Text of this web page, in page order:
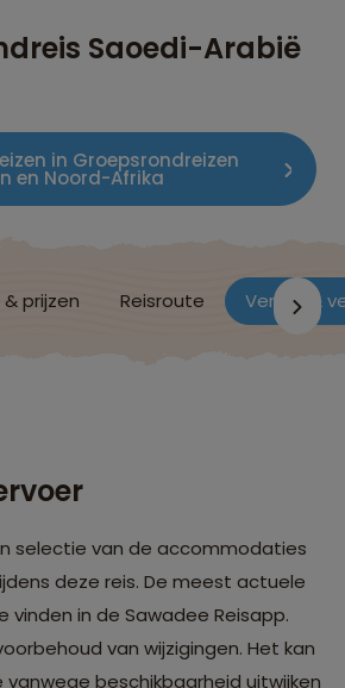
Saoedi-Arabië
in Groepsrondreizen
en Noord-Afrika
prijzen Reisroute Verblijf &
selectie van de accommodaties
deze reis. De meest actuele
vinden in de Sawadee Reisapp.
van wijzigingen. Het kan
beschikbaarheid uitwijken